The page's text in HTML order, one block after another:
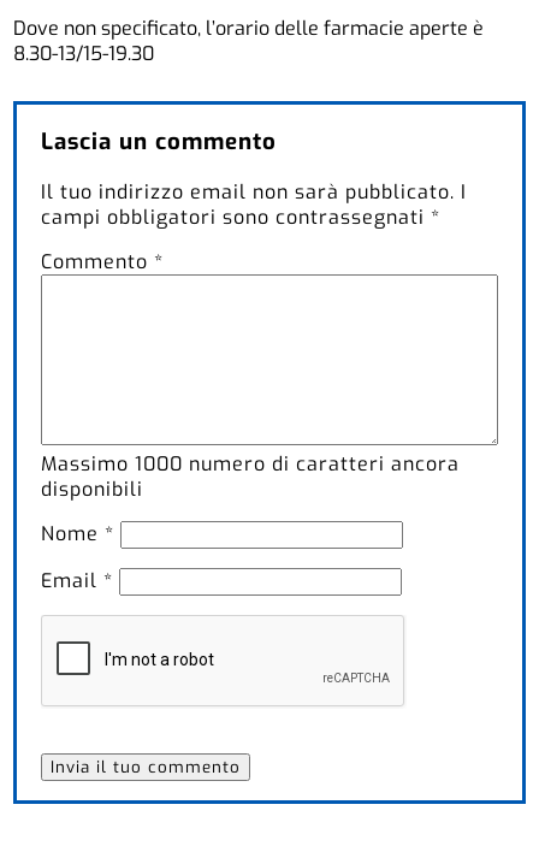
Dove non specificato, l’orario delle farmacie aperte è
8.30-13/15-19.30
Lascia un commento
Il tuo indirizzo email non sarà pubblicato. I
campi obbligatori sono contrassegnati *
Commento *
Massimo1000 numero di caratteri ancora
disponibili
Nome *
Email *